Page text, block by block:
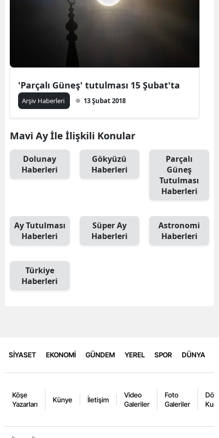
'Parçalı Güneş' tutulması 15 Şubat'ta
Arşiv Haberleri 13 Şubat 2018
Mavi Ay İle İlişkili Konular
Dolunay
Haberleri
Gökyüzü
Haberleri
Parçalı
Güneş
Tutulması
Haberleri
Ay Tutulması
Haberleri
Süper Ay
Haberleri
Astronomi
Haberleri
Türkiye
Haberleri
SİYASET EKONOMİ GÜNDEM YEREL SPOR DÜNYA
Köşe
Yazarları
Künye İletişim
Video
Galeriler
Foto
Galeriler